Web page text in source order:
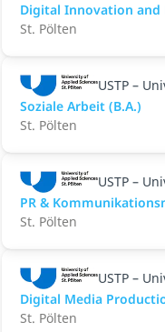
Digital Innovation and
St. Pölten
USTP –
Soziale Arbeit (B.A.)
St. Pölten
USTP –
PR &
St. Pölten
USTP –
Digital Media
St. Pölten